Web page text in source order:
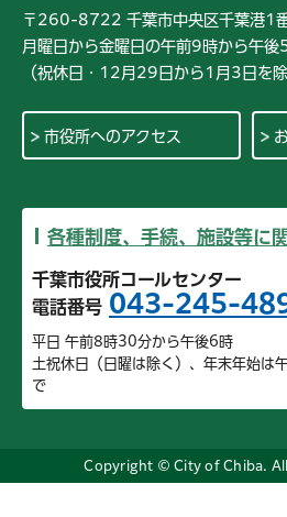
〒260-8722 千葉市中央区千葉港1
月曜日から金曜日の午前9時から午後
（祝休日・12月29日から1月3日を除
市役所へのアクセス
各種制度、手続、施設等に
千葉市役所コールセンター
電話番号 043-245-
平日 午前8時30分から午後6時
土祝休日（日曜は除く）、年末年始は
で
Copyright © City of Chiba. All